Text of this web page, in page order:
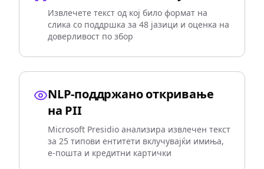
Извлечете текст од кој било формат на
слика со поддршка за 48 јазици и оценка на
доверливост по збор
NLP-поддржано откривање
на PII
Microsoft Presidio анализира извлечен текст
за 25 типови ентитети вклучувајќи имиња,
е-пошта и кредитни картички